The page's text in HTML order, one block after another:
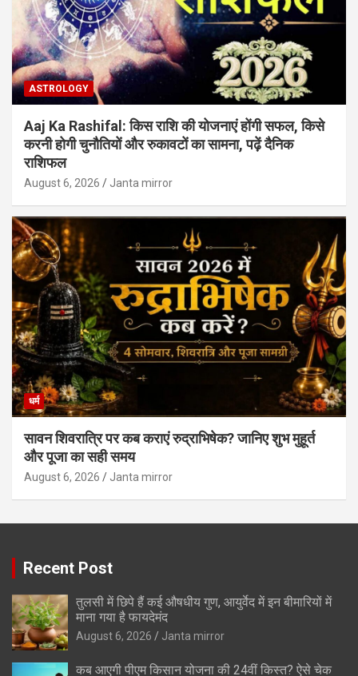
ASTROLOGY
Aaj Ka Rashifal: किस राशि की योजनाएं होंगी सफल, किसे
करनी होगी चुनौतियों और रुकावटों का सामना, पढ़ें दैनिक
राशिफल
August 6, 2026 Janta mirror
धर्म
सावन शिवरात्रि पर कब कराएं रुद्राभिषेक? जानिए शुभ मुहूर्त
और पूजा का सही समय
August 6, 2026 Janta mirror
Recent Post
तुलसी में छिपे हैं कई औषधीय गुण, आयुर्वेद में इन बीमारियों में
माना गया है फायदेमंद
August 6, 2026 Janta mirror
कब आएगी पीएम किसान योजना की 24वीं किस्त? ऐसे चेक